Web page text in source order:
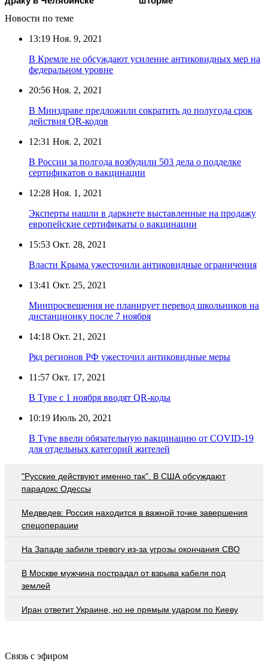
Новости по теме
13:19 Ноя. 9, 2021
В Кремле не обсуждают усиление антиковидных мер на
федеральном уровне
20:56 Ноя. 2, 2021
В Минздраве предложили сократить до полугода срок
действия QR-кодов
12:31 Ноя. 2, 2021
В России за полгода возбудили 503 дела о подделке
сертификатов о вакцинации
12:28 Ноя. 1, 2021
Эксперты нашли в даркнете выставленные на продажу
европейские сертификаты о вакцинации
15:53 Окт. 28, 2021
Власти Крыма ужесточили антиковидные ограничения
13:41 Окт. 25, 2021
Минпросвещения не планирует перевод школьников на
дистанционку после 7 ноября
14:18 Окт. 21, 2021
Ряд регионов РФ ужесточил антиковидные меры
11:57 Окт. 17, 2021
В Туве с 1 ноября вводят QR-коды
10:19 Июль 20, 2021
В Туве ввели обязательную вакцинацию от COVID-19
для отдельных категорий жителей
"Русские действуют именно так". В США обсуждают
парадокс Одессы
Медведев: Россия находится в важной точке завершения
спецоперации
На Западе забили тревогу из-за угрозы окончания СВО
В Москве мужчина пострадал от взрыва кабеля под
землей
Иран ответит Украине, но не прямым ударом по Киеву
Связь с эфиром